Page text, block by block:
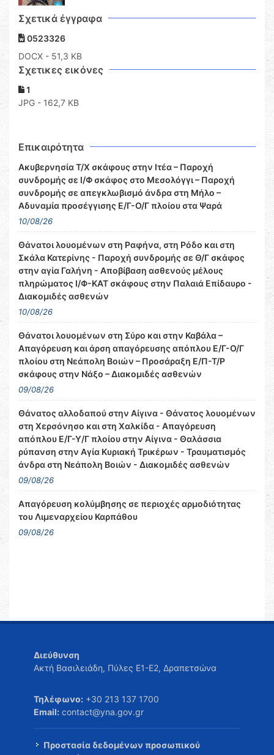
Σχετικά έγγραφα
0523326
DOCX - 51,3 KB
Σχετικες εικόνες
1
JPG - 162,7 KB
Επικαιρότητα
Ακυβερνησία Τ/Χ σκάφους στην Ιτέα – Παροχή
συνδρομής σε Ι/Φ σκάφος στο Μεσολόγγι – Παροχή
συνδρομής σε απεγκλωβισμό άνδρα στη Μήλο –
Αδυναμία προσέγγισης Ε/Γ-Ο/Γ πλοίου στα Ψαρά
10/08/26
Θάνατοι λουομένων στη Ραφήνα, στη Ρόδο και στη
Σκάλα Κατερίνης - Παροχή συνδρομής σε Θ/Γ σκάφος
στην αγία Γαλήνη - Αποβίβαση ασθενούς μέλους
πληρώματος Ι/Φ-ΚΑΤ σκάφους στην Παλαιά Επίδαυρο -
Διακομιδές ασθενών
10/08/26
Θάνατοι λουομένων στη Σύρο και στην Καβάλα –
Απαγόρευση και άρση απαγόρευσης απόπλου Ε/Γ-Ο/Γ
πλοίου στη Νεάπολη Βοιών – Προσάραξη Ε/Π-Τ/Ρ
σκάφους στην Νάξο – Διακομιδές ασθενών
09/08/26
Θάνατος αλλοδαπού στην Αίγινα - Θάνατος λουομένων
στη Χερσόνησο και στη Χαλκίδα - Απαγόρευση
απόπλου Ε/Γ-Υ/Γ πλοίου στην Αίγινα - Θαλάσσια
ρύπανση στην Αγία Κυριακή Τρικέρων - Τραυματισμός
άνδρα στη Νεάπολη Βοιών - Διακομιδές ασθενών
09/08/26
Απαγόρευση κολύμβησης σε περιοχές αρμοδιότητας
του Λιμεναρχείου Καρπάθου
09/08/26
Διεύθυνση
Ακτή Βασιλειάδη, Πύλες Ε1-Ε2, Δραπετσώνα
Τηλέφωνο: +30 213 137 1700
Email: contact@yna.gov.gr
Προστασία δεδομένων προσωπικού